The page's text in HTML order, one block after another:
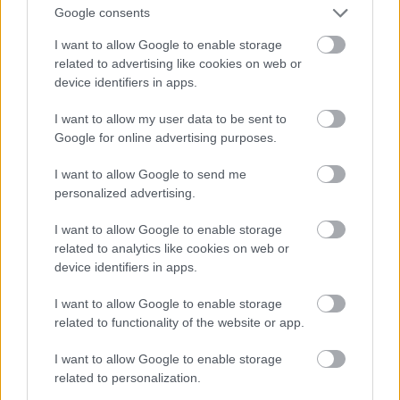
Google consents
I want to allow Google to enable storage
related to advertising like cookies on web or
device identifiers in apps.
I want to allow my user data to be sent to
Google for online advertising purposes.
I want to allow Google to send me
personalized advertising.
I want to allow Google to enable storage
related to analytics like cookies on web or
device identifiers in apps.
I want to allow Google to enable storage
related to functionality of the website or app.
I want to allow Google to enable storage
related to personalization.
oda. Igenis tudNA sztrájkolni a teszkó dolgozó is. És
nem a munkavállalók jogai itt a lényegi feltételek,
sokkal inkább az, hogyan állnak hozzá az egészhez.
Összefogás, szolidaritás, elszántság nélkül nem
most nem részletezem)
sikertelen tárgyalás - sztrájk - sztrájktörők
leköpése/megverése - további sztrájk - sikeres
tárgyalás - elégedettség. Tőlünk szerencsésebb
történelmi fejlődésű helyeken volt már ilyesmire
példa...
A "MAGÁNCÉG ALKALMAZOTTJAI NEM TUDNAK
SZTRÁJKOLNI" érvelésed azért nem ül 100%-ig, mert
maga a sztrájk, mint olyan, éppenhogy a klasszikus
19.-20. sz.-i kapitalizmusokban formálódott ki. A
mondat amúgy szerintem így helyes: magáncég